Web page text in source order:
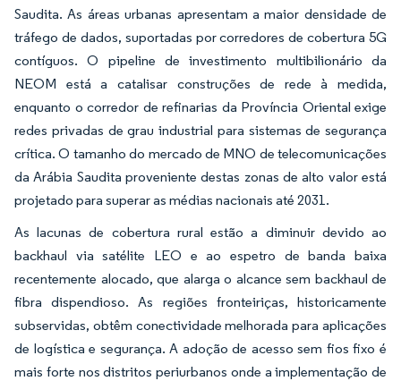
Saudita. As áreas urbanas apresentam a maior densidade de
tráfego de dados, suportadas por corredores de cobertura 5G
contíguos. O pipeline de investimento multibilionário da
NEOM está a catalisar construções de rede à medida,
enquanto o corredor de refinarias da Província Oriental exige
redes privadas de grau industrial para sistemas de segurança
crítica. O tamanho do mercado de MNO de telecomunicações
da Arábia Saudita proveniente destas zonas de alto valor está
projetado para superar as médias nacionais até 2031.
As lacunas de cobertura rural estão a diminuir devido ao
backhaul via satélite LEO e ao espetro de banda baixa
recentemente alocado, que alarga o alcance sem backhaul de
fibra dispendioso. As regiões fronteiriças, historicamente
subservidas, obtêm conectividade melhorada para aplicações
de logística e segurança. A adoção de acesso sem fios fixo é
mais forte nos distritos periurbanos onde a implementação de